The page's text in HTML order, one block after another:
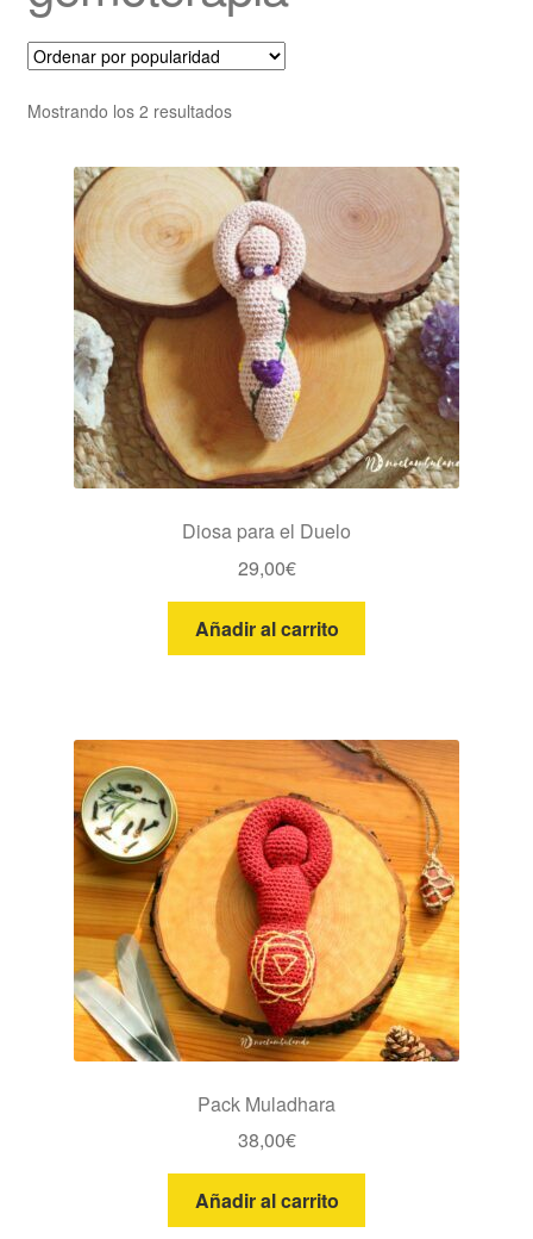
Mostrando los 2 resultadosOrdenado
popularidad
Diosa para el Duelo
29,00€
Añadir al carrito
Pack Muladhara
38,00€
Añadir al carrito